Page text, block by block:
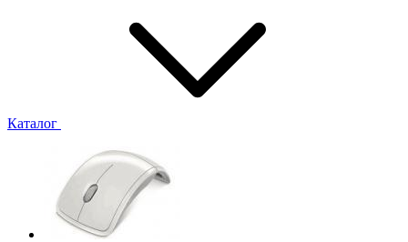
Каталог